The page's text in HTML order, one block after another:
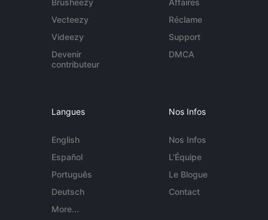
Brusheezy
Vecteezy
Videezy
Devenir
contributeur
Affaires
Réclame
Support
DMCA
Langues
English
Español
Português
Deutsch
More...
Nos Infos
Nos Infos
L'Équipe
Le Blogue
Contact